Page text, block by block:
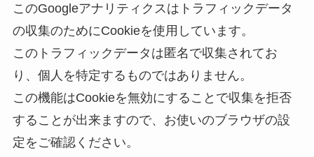
このGoogleアナリティクスはトラフィックデータ
の収集のためにCookieを使用しています。
このトラフィックデータは匿名で収集されてお
り、個人を特定するものではありません。
この機能はCookieを無効にすることで収集を拒否
することが出来ますので、お使いのブラウザの設
定をご確認ください。